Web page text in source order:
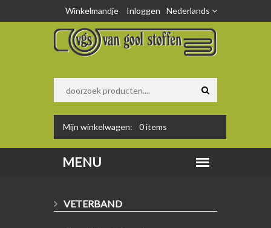
Nederlands
Winkelmandje Inloggen
Mijn winkelwagen: 0items
VETERBAND